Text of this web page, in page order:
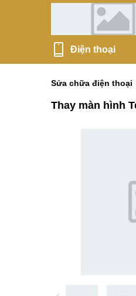
Điện thoại
Sửa chữa điện thoại
Thay màn hình